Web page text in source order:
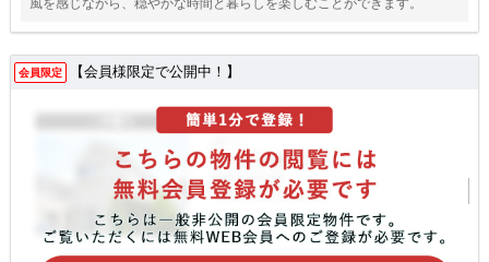
風を感じながら、穏やかな時間と暮らしを楽しむことができます。
会員限定 【会員様限定で公開中！】